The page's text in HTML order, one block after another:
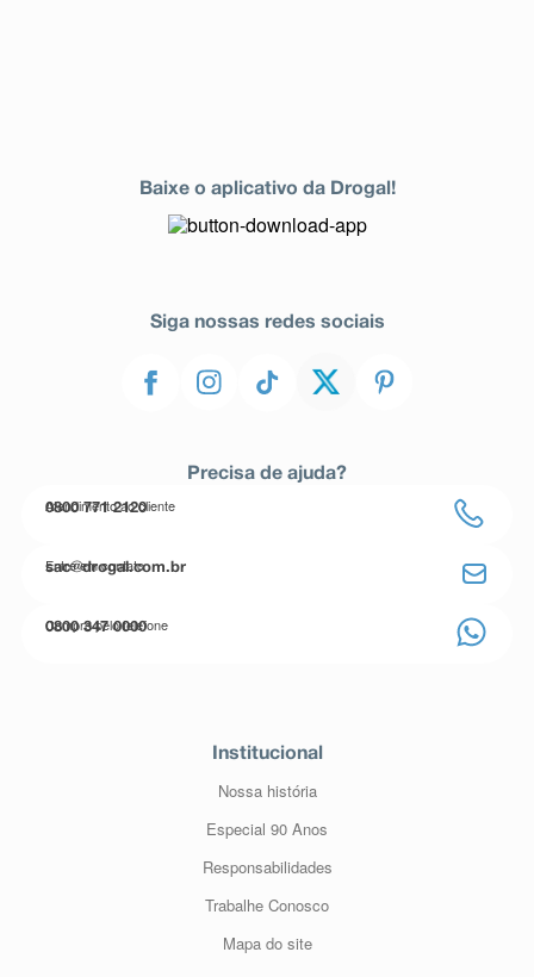
Baixe o aplicativo da Drogal!
Siga nossas redes sociais
Precisa de ajuda?
Atendimento ao cliente
0800 771 2120
Entre em contato
sac@drogal.com.br
Compre pelo telefone
0800 347 0000
Institucional
Nossa história
Especial 90 Anos
Responsabilidades
Trabalhe Conosco
Mapa do site